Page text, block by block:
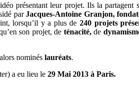
présentant leur projet. Ils la partagent
parJacques-Antoine Granjon,
lorsqu’il y a plus de 240 projets
son projet, de ténacité,de
nominés lauréats.
a eu lieu le 29 Mai 2013 à Paris.